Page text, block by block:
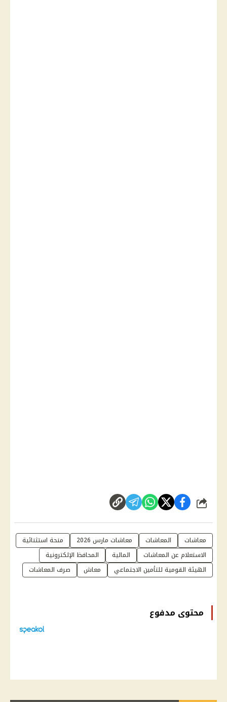
شارك
معاشات المعاشات معاشات مارس 2026
منحة استثنائية
الاستعلام عن المعاشات
المالية
المحافظ الإلكترونية
الهيئة القومية للتأمين الاجتماعي
معاش صرف المعاشات
محتوى مدفوع